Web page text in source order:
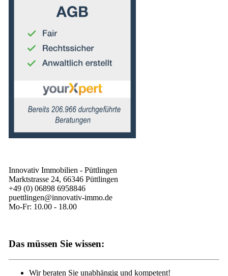
Innovativ Immobilien - Püttlingen
Marktstrasse 24, 66346 Püttlingen
+49 (0) 06898 6958846
puettlingen@innovativ-immo.de
Mo-Fr: 10.00 - 18.00
Das müssen Sie wissen:
Wir beraten Sie unabhängig und kompetent!